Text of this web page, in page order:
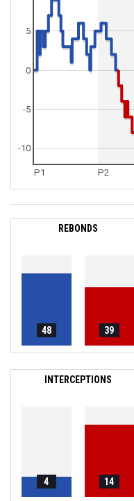
P1 P2
0
5
-10
-5
REBONDS
48 39
INTERCEPTIONS
4 14